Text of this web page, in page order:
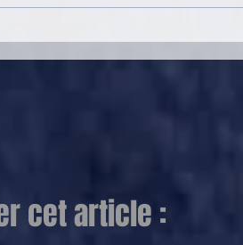
cet article :